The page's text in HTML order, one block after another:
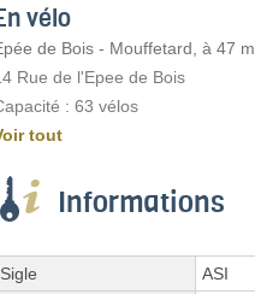
vélo
de Bois - Mouffetard, à 47 m
Rue de l'Epee de Bois
: 63 vélos
tout
Informations
Sigle
ASI